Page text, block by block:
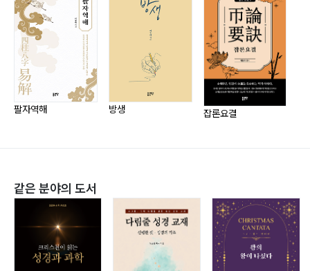
4. 명리학적 위상(位相)114
1) 역사적 관점114
2) 인식적 오류120
3) 학술적 오류122
4) 논리적 오류125
5) 계몽적 입지(立旨)132
3) 재액 생사138
6. 일주론의 개념147
1) 일주의 형상(形象)147
2) 일주 분석157
7. 개명(改命)론177
팔자역해 방생 잡론요결
같은 분야의 도서